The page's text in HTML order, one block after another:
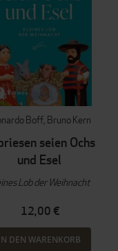
Boff Bruno Kern
seien Ochs
und Esel
Lob der Weihnacht
12,00 €
DEN WARENKORB